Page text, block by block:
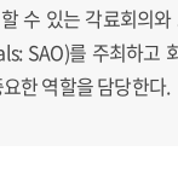
수 있는 각료회의
SAO)를 주최하고
한 역할을 담당한다.